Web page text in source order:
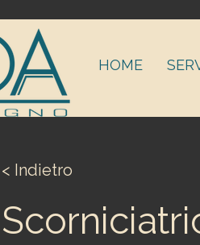
HOME
< Indietro